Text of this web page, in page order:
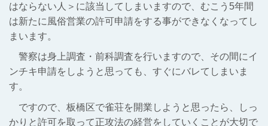
はならない人＞に該当してしまいますので、むこう5年間
は新たに風俗営業の許可申請をする事ができなくなってし
まいます。
警察は身上調査・前科調査を行いますので、その間にイ
ンチキ申請をしようと思っても、すぐにバレてしまいま
す。
ですので、板橋区で雀荘を開業しようと思ったら、しっ
かりと許可を取って正攻法の経営をしていくことが大切で